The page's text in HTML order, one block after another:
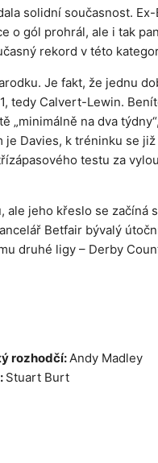
solidní současnost.
o gól prohrál, ale i tak
rekord v této
Je fakt, že jednu
tedy Calvert-Lewin.
„minimálně na dva
Davies, k tréninku se
testu za
jeho křeslo se
Betfair bývalý
druhé ligy – Derby
rozhodčí:Andy Madley
Stuart Burt